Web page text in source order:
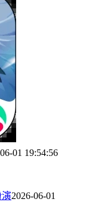
01 19:54:56
2026-06-01